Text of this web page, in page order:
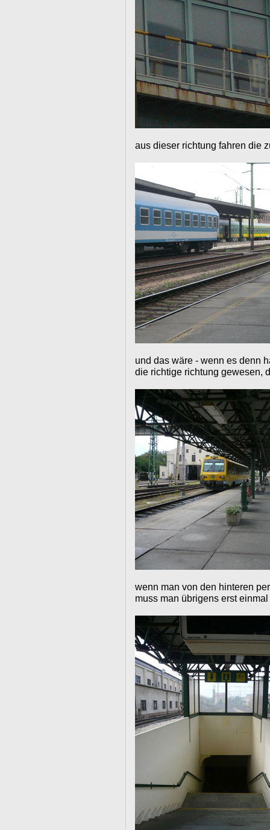
aus dieser richtung fahren die
und das wäre - wenn es denn
die richtige richtung gewesen,
wenn man von den hinteren
muss man übrigens erst